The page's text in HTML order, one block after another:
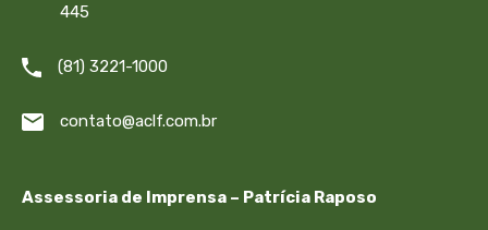
445
(81) 3221-1000
contato@aclf.com.br
Assessoria de Imprensa – Patrícia Raposo